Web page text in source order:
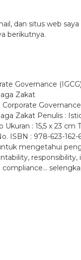
dan situs web
berikutnya.
Governance
Zakat
Zakat Penulis :
Ukuran : 15,5 x 23 cm
ISBN : 978-623-
mengetahui
compliance…